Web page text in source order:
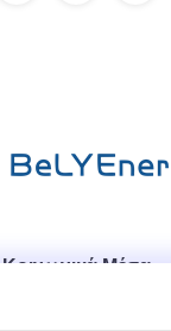
Κοινωνικά Μέσα